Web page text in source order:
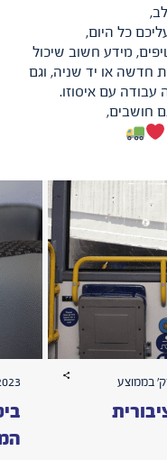
כל היום,
מידע חשוב שיכול
חדשה או יד שניה, וגם
חושבים,
12:36